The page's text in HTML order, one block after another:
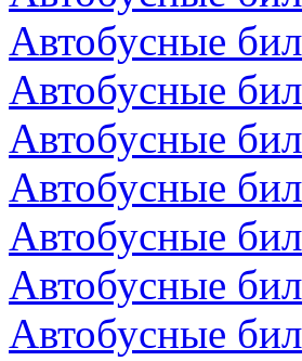
Автобусные
Автобусные
Автобусные
Автобусные
Автобусные
Автобусные
Автобусные